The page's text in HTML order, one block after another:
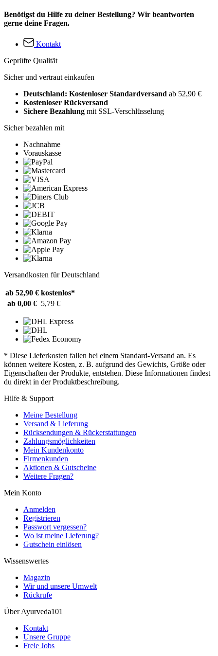
Benötigst du Hilfe zu deiner Bestellung? Wir beantworten
gerne deine Fragen.
Kontakt
Geprüfte Qualität
Sicher und vertraut einkaufen
Deutschland: Kostenloser Standardversand ab 52,90 €
Kostenloser Rückversand
Sichere Bezahlung mit SSL-Verschlüsselung
Sicher bezahlen mit
Nachnahme
Vorauskasse
Versandkosten für Deutschland
ab 52,90 € kostenlos*
ab 0,00 € 5,79 €
* Diese Lieferkosten fallen bei einem Standard-Versand an. Es
können weitere Kosten, z. B. aufgrund des Gewichts, Größe oder
Eigenschaften der Produkte, entstehen. Diese Informationen findest
du direkt in der Produktbeschreibung.
Hilfe & Support
Meine Bestellung
Versand & Lieferung
Rücksendungen & Rückerstattungen
Zahlungsmöglichkeiten
Mein Kundenkonto
Firmenkunden
Aktionen & Gutscheine
Weitere Fragen?
Mein Konto
Anmelden
Registrieren
Passwort vergessen?
Wo ist meine Lieferung?
Gutschein einlösen
Wissenswertes
Magazin
Wir und unsere Umwelt
Rückrufe
Über Ayurveda101
Kontakt
Unsere Gruppe
Freie Jobs